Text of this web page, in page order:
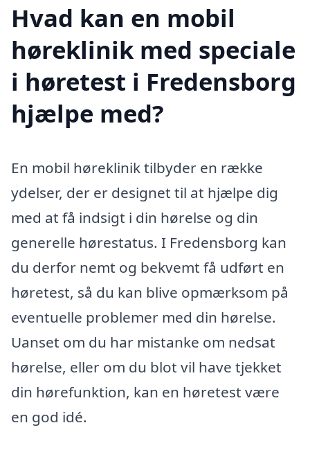
Hvad kan en mobil
høreklinik med speciale
i høretest i Fredensborg
hjælpe med?
En mobil høreklinik tilbyder en række
ydelser, der er designet til at hjælpe dig
med at få indsigt i din hørelse og din
generelle hørestatus. I Fredensborg kan
du derfor nemt og bekvemt få udført en
høretest, så du kan blive opmærksom på
eventuelle problemer med din hørelse.
Uanset om du har mistanke om nedsat
hørelse, eller om du blot vil have tjekket
din hørefunktion, kan en høretest være
en god idé.